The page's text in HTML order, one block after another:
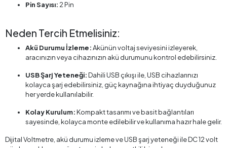
Pin Sayısı: 2 Pin
Neden Tercih Etmelisiniz:
Akü Durumu İzleme:Akünün voltaj seviyesini izleyerek,
aracınızın veya cihazınızın akü durumunu kontrol edebilirsiniz.
USB Şarj Yeteneği:Dahili USB çıkışı ile, USB cihazlarınızı
kolayca şarj edebilirsiniz, güç kaynağına ihtiyaç duyduğunuz
her yerde kullanılabilir.
Kolay Kurulum:Kompakt tasarımı ve basit bağlantıları
sayesinde, kolayca monte edilebilir ve kullanıma hazır hale gelir.
Dijital Voltmetre, akü durumu izleme ve USB şarj yeteneği ile DC 12 volt